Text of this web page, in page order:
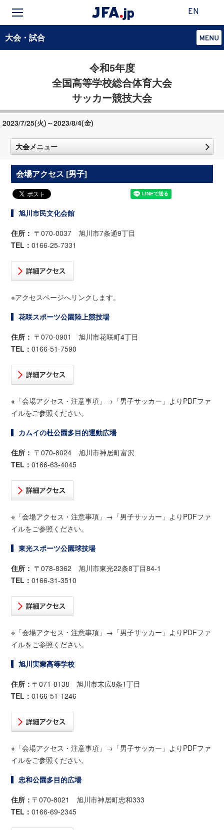
EN
大会・試合
令和5年度
全国高等学校総合体育大会
サッカー競技大会
2023/7/25(火)～2023/8/4(金)
大会メニュー
会場アクセス [男子]
旭川市民文化会館
住所： 〒070-0037 旭川市7条通9丁目
TEL：0166-25-7331
※アクセスページへリンクします。
花咲スポーツ公園陸上競技場
住所： 〒070-0901 旭川市花咲町4丁目
TEL：0166-51-7590
※「会場アクセス・注意事項」→「男子サッカー」よりPDFファ
イルをご参照ください。
カムイの杜公園多目的運動広場
住所： 〒070-8024 旭川市神居町富沢
TEL：0166-63-4045
※「会場アクセス・注意事項」→「男子サッカー」よりPDFファ
イルをご参照ください。
東光スポーツ公園球技場
住所： 〒078-8362 旭川市東光22条8丁目84-1
TEL：0166-31-3510
※「会場アクセス・注意事項」→「男子サッカー」よりPDFファ
イルをご参照ください。
旭川実業高等学校
住所： 〒071-8138 旭川市末広8条1丁目
TEL：0166-51-1246
※「会場アクセス・注意事項」→「男子サッカー」よりPDFファ
イルをご参照ください。
忠和公園多目的広場
住所： 〒070-8021 旭川市神居町忠和333
TEL：0166-69-2345